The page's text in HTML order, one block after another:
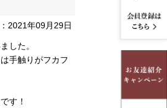
2021年09月29日
した。
手触りがフカフ
す！